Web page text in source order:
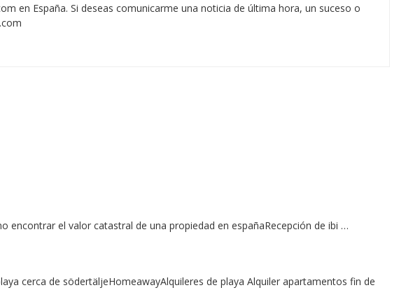
en España. Si deseas comunicarme una noticia de última hora, un suceso o
el valor catastral de una propiedad en españaRecepción de ibi …
cerca de södertäljeHomeawayAlquileres de playa Alquiler apartamentos fin de